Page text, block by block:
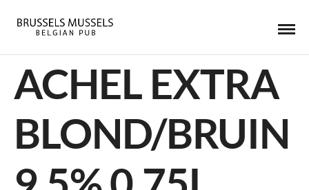
ACHEL EXTRA
BLOND/BRUIN